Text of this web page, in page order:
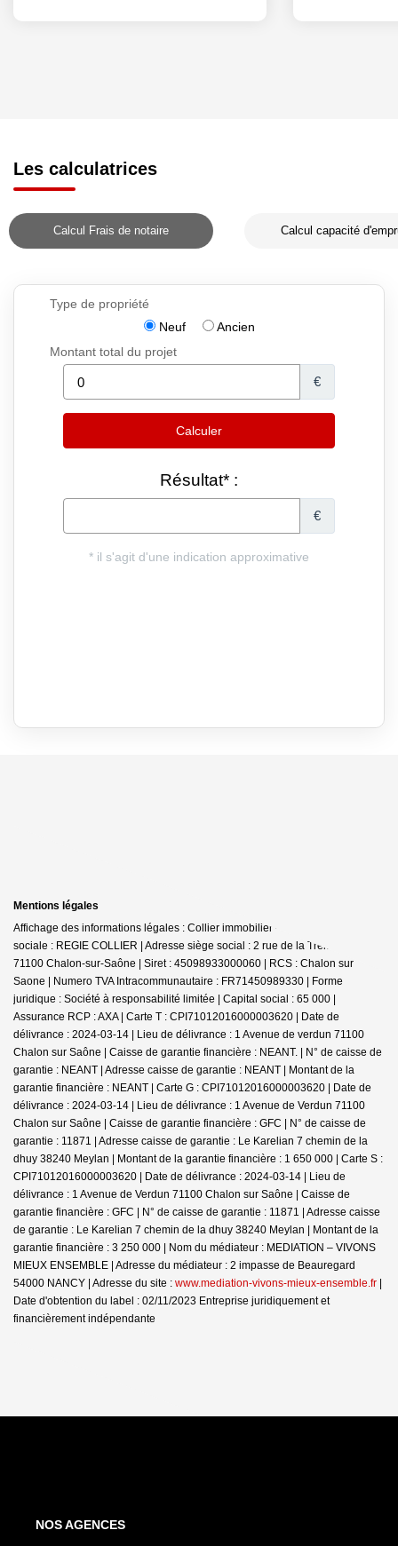
Les calculatrices
Calcul Frais de notaire Calcul capacité
Mentions légales
Affichage des informations légales : Collier immobilier - Chalon | Raison
sociale : REGIE COLLIER | Adresse siège social : 2 rue de la Trémouille -
71100 Chalon-sur-Saône | Siret : 45098933000060 | RCS : Chalon sur
Saone | Numero TVA Intracommunautaire : FR71450989330 | Forme
juridique : Société à responsabilité limitée | Capital social : 65 000 |
Assurance RCP : AXA | Carte T : CPI71012016000003620 | Date de
délivrance : 2024-03-14 | Lieu de délivrance : 1 Avenue de verdun 71100
Chalon sur Saône | Caisse de garantie financière : NEANT. | N° de caisse de
garantie : NEANT | Adresse caisse de garantie : NEANT | Montant de la
garantie financière : NEANT | Carte G : CPI71012016000003620 | Date de
délivrance : 2024-03-14 | Lieu de délivrance : 1 Avenue de Verdun 71100
Chalon sur Saône | Caisse de garantie financière : GFC | N° de caisse de
garantie : 11871 | Adresse caisse de garantie : Le Karelian 7 chemin de la
dhuy 38240 Meylan | Montant de la garantie financière : 1 650 000 | Carte S :
CPI71012016000003620 | Date de délivrance : 2024-03-14 | Lieu de
délivrance : 1 Avenue de Verdun 71100 Chalon sur Saône | Caisse de
garantie financière : GFC | N° de caisse de garantie : 11871 | Adresse caisse
de garantie : Le Karelian 7 chemin de la dhuy 38240 Meylan | Montant de la
garantie financière : 3 250 000 | Nom du médiateur : MEDIATION – VIVONS
MIEUX ENSEMBLE | Adresse du médiateur : 2 impasse de Beauregard
54000 NANCY | Adresse du site : www.mediation-vivons-mieux-ensemble.fr |
Date d'obtention du label : 02/11/2023 Entreprise juridiquement et
financièrement indépendante
NOS AGENCES